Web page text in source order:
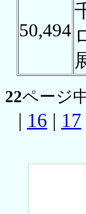
50,494
22ページ
| 16 | 17